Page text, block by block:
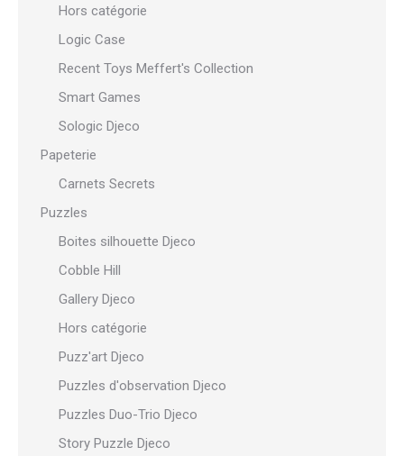
Hors catégorie
Logic Case
Recent Toys Meffert's Collection
Smart Games
Sologic Djeco
Papeterie
Carnets Secrets
Puzzles
Boites silhouette Djeco
Cobble Hill
Gallery Djeco
Hors catégorie
Puzz'art Djeco
Puzzles d'observation Djeco
Puzzles Duo-Trio Djeco
Story Puzzle Djeco